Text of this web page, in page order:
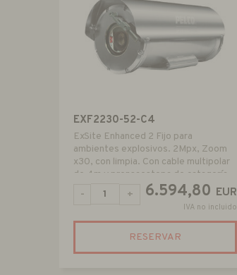
EXF2230-52-C4
ExSite Enhanced 2 Fijo para
ambientes explosivos. 2Mpx, Zoom
x30, con limpia. Con cable multipolar
de 4m y prensaestopa de catagoría
6.594,80 EUR
IVA no incluido
- +
RESERVAR